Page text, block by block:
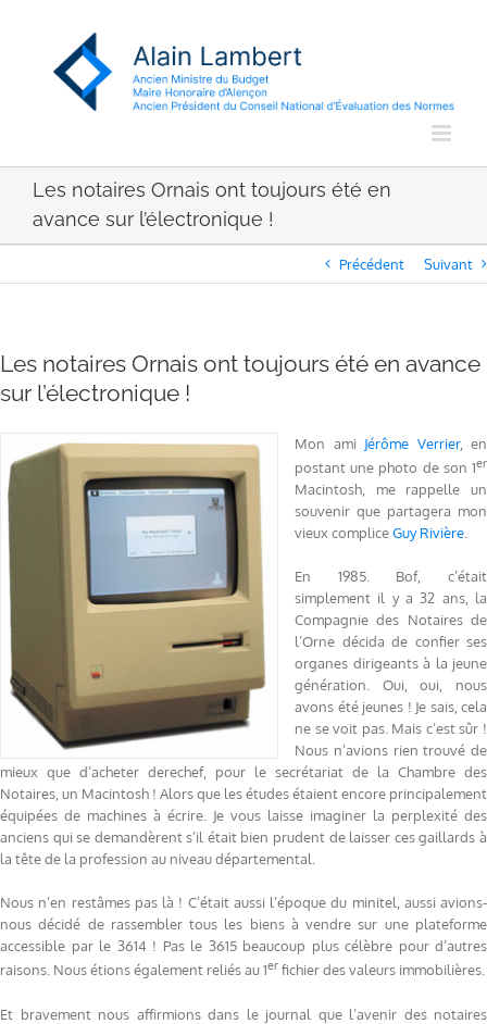
Les notaires Ornais ont toujours été en
avance sur l’électronique !
Précédent Suivant
Les notaires Ornais ont toujours été en avance
sur l’électronique !
Mon ami Jérôme Verrier, en
postant une photo de son 1er
Macintosh, me rappelle un
souvenir que partagera mon
vieux compliceGuy Rivière.
En 1985. Bof, c’était
simplement il y a 32 ans, la
Compagnie des Notaires de
l’Orne décida de confier ses
organes dirigeants à la jeune
génération. Oui, oui, nous
avons été jeunes ! Je sais, cela
ne se voit pas. Mais c’est sûr !
Nous n’avions rien trouvé de
mieux que d’acheter derechef, pour le secrétariat de la Chambre des
Notaires, un Macintosh ! Alors que les études étaient encore principalement
équipées de machines à écrire. Je vous laisse imaginer la perplexité des
anciens qui se demandèrent s’il était bien prudent de laisser ces gaillards à
la tête de la profession au niveau départemental.
Nous n’en restâmes pas là ! C’était aussi l’époque du minitel, aussi avions-
nous décidé de rassembler tous les biens à vendre sur une plateforme
accessible par le 3614 ! Pas le 3615 beaucoup plus célèbre pour d’autres
raisons. Nous étions également reliés au 1er fichier des valeurs immobilières.
Et bravement nous affirmions dans le journal que l’avenir des notaires